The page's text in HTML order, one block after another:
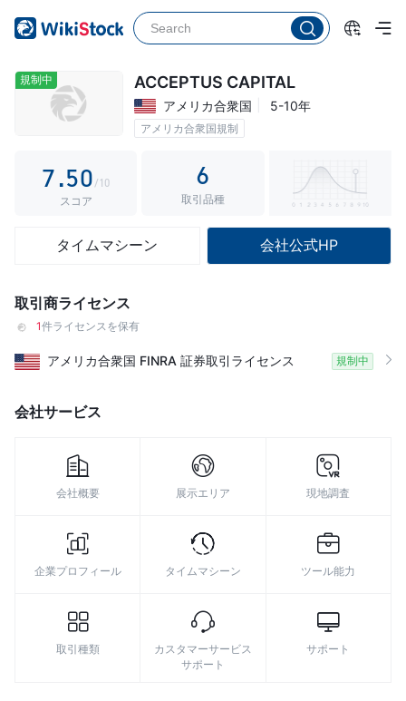
規制中 ACCEPTUS CAPITAL
アメリカ合衆国 5-10年
アメリカ合衆国規制
2
4
5
7.
0
2
3
5
6
7
9
0
1
2
4
5
6
8
9
/10
スコア
6
取引品種
タイムマシーン 会社公式HP
取引商ライセンス
1件ライセンスを保有
アメリカ合衆国 FINRA 証券取引ライセンス 規制中
会社サービス
会社概要 展示エリア 現地調査
企業プロフィール タイムマシーン ツール能力
取引種類
カスタマーサービス
サポート
サポート